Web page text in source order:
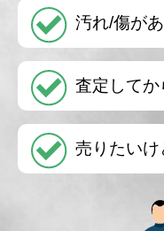
汚れ/傷が
査定して
売りたい